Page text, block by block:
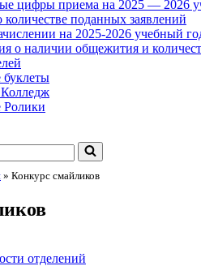
цифры приема на 2025 — 2026
количестве поданных заявлений
на 2025-2026 учебный
о наличии общежития и
Ролики
» Конкурс смайликов
отделений